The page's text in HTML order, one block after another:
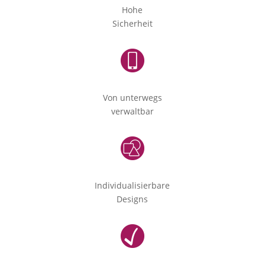
Hohe
Sicherheit
Von unterwegs
verwaltbar
Individualisierbare
Designs